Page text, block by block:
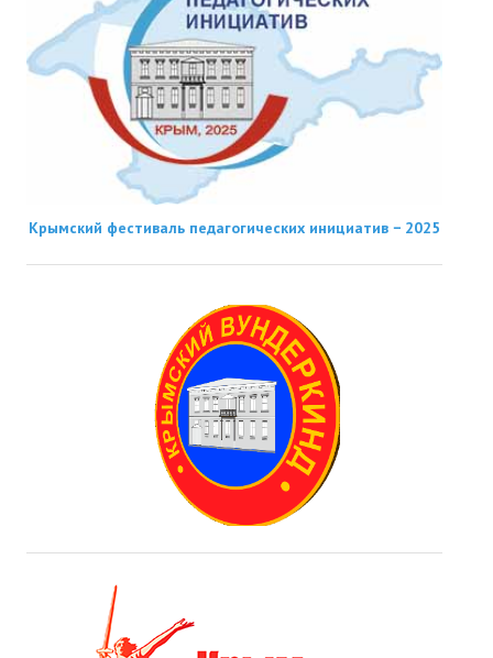
Крымский фестиваль педагогических инициатив − 2025